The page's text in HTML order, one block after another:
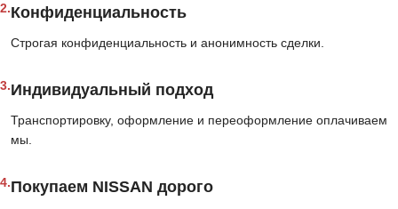
2.Конфиденциальность
Строгая конфиденциальность и анонимность сделки.
3.Индивидуальный подход
Транспортировку, оформление и переоформление оплачиваем
мы.
4.Покупаем NISSAN дорого